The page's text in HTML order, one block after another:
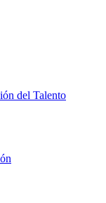
del Talento